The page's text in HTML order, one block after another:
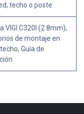
techo o poste
VIGI C320I (2.8mm),
de montaje en
Guía de